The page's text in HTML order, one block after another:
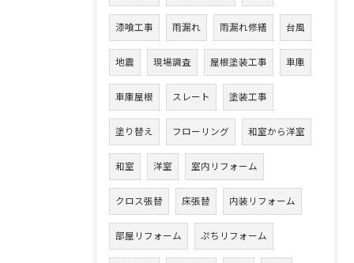
漆喰工事 雨漏れ 雨漏れ修繕 台風
地震 現場調査 屋根塗装工事 車庫
車庫屋根 スレート 塗装工事
塗り替え フローリング 和室から洋室
和室 洋室 室内リフォーム
クロス張替 床張替 内装リフォーム
部屋リフォーム ぷちリフォーム